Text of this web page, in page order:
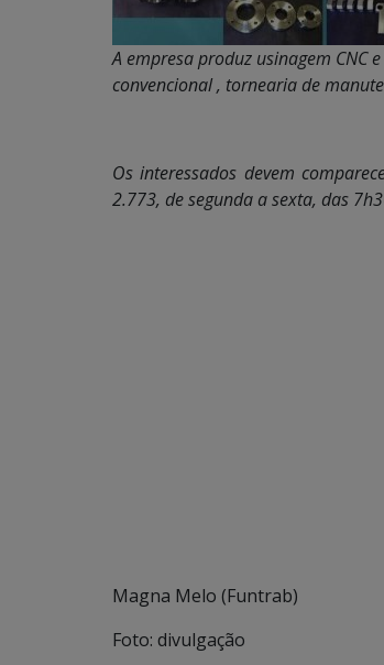
A empresa produz usinagem CNC e
convencional , tornearia de
Os interessados devem
2.773, de segunda a sexta, das
Magna Melo (Funtrab)
Foto: divulgação